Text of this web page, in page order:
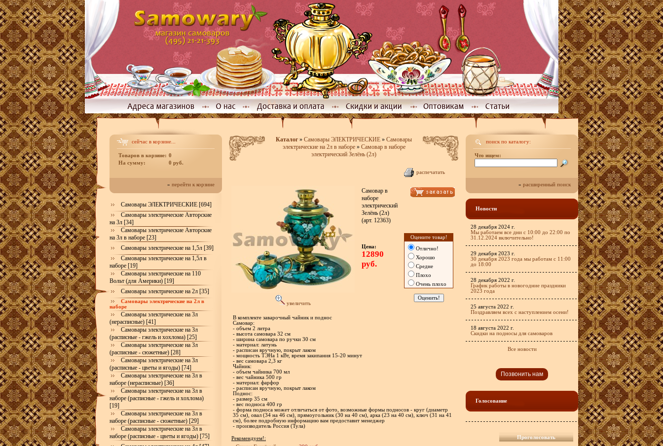
сейчас в корзине...
Товаров в корзине: 0
На сумму:
0 руб.
» перейти к корзине
Самовары ЭЛЕКТРИЧЕСКИЕ [694]
Самовары электрические Авторские
на 3л [34]
Самовары электрические Авторские
на 3л в наборе [23]
Самовары электрические на 1,5л [39]
Самовары электрические на 1,5л в
наборе [19]
Самовары электрические на 110
Вольт (для Америки) [19]
Самовары электрические на 2л [35]
Самовары электрические на 2л в
наборе
Самовары электрические на 3л
(нерасписные) [41]
Самовары электрические на 3л
(расписные - гжель и хохлома) [25]
Самовары электрические на 3л
(расписные - сюжетные) [28]
Самовары электрические на 3л
(расписные - цветы и ягоды) [74]
Самовары электрические на 3л в
наборе (нерасписные) [36]
Самовары электрические на 3л в
наборе (расписные - гжель и хохлома)
[19]
Самовары электрические на 3л в
наборе (расписные - сюжетные) [29]
Самовары электрические на 3л в
наборе (расписные - цветы и ягоды) [75]
Каталог» Самовары ЭЛЕКТРИЧЕСКИЕ » Самовары
электрические на 2л в наборе» Самовар в наборе
электрический Зелёнь (2л)
распечатать
увеличить
Самовар в
наборе
электрический
Зелёнь (2л)
(арт. 12363)
Цена:
12890
руб.
Оцените товар!
Отлично!
Хорошо
Средне
Плохо
Очень плохо
В комплекте заварочный чайник и поднос
Самовар:
- объем 2 литра
- высота самовара 32 см
- ширина самовара по ручки 30 см
- материал: латунь
- расписан вручную, покрыт лаком
- мощность ТЭНа 1 кВт, время закипания 15-20 минут
- вес самовара 2,3 кг
Чайник:
- объем чайника 700 мл
- вес чайника 500 гр
- материал: фарфор
- расписан вручную, покрыт лаком
Поднос:
- размер 35 см
- вес подноса 400 гр
- форма подноса может отличаться от фото, возможные формы подносов - круг (диаметр
35 см), овал (34 на 46 см), прямоугольник (30 на 40 см), арка (23 на 40 см), ключ (31 на 41
см), более подробную информацию вам предоставит менеджер
- производитель Россия (Тула)
Рекомендуем!:
поиск по каталогу:
Что ищем:
» расширенный поиск
Новости
28 декабря 2024 г.
Мы работаем все дни с 10:00 до 22:00 по
31.12.2024 включительно!
29 декабря 2023 г.
30 декабря 2023 года мы работам с 11:00
до 18:00
28 декабря 2022 г.
График работы в новогодние праздники
2023 года
25 августа 2022 г.
Поздравляем всех с наступлением осени!
18 августа 2022 г.
Скидки на подносы для самоваров
Все новости
Позвонить нам
Голосование